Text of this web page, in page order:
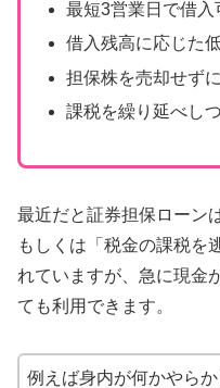
最短3営業日で借入
借入残高に応じた
担保株を売却せず
課税を繰り延べし
最近だと証券担保ローン
もしくは「税金の課税を
れていますが、急に現金
ても利用できます。
例えば身内が何かやら